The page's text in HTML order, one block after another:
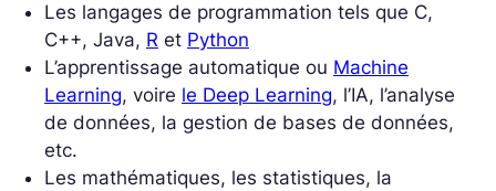
Les langages de programmation tels que C,
C++, Java, R et Python
L’apprentissage automatique ou Machine
Learning, voire le Deep Learning, l’IA, l’analyse
de données, la gestion de bases de données,
etc.
Les mathématiques, les statistiques, la